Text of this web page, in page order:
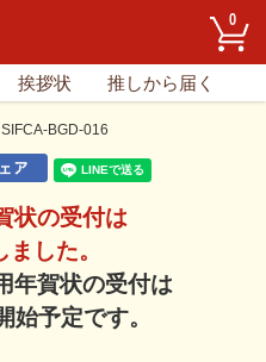
0
挨拶状 推しから届く
SIFCA-BGD-016
状の受付は
した。
年賀状の受付は
始予定です。